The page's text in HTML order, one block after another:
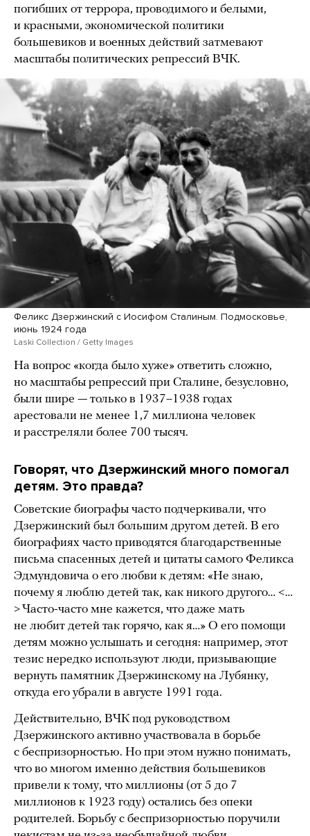
погибших от террора, проводимого и белыми,
и красными, экономической политики
большевиков и военных действий затмевают
масштабы политических репрессий ВЧК.
Феликс Дзержинский с Иосифом Сталиным. Подмосковье,
июнь 1924 года
Laski Collection / Getty Images
На вопрос «когда было хуже» ответить сложно,
но масштабы репрессий при Сталине, безусловно,
были шире — только в 1937–1938 годах
арестовали не менее 1,7 миллиона человек
и расстреляли более 700 тысяч.
Говорят, что Дзержинский много помогал
детям. Это правда?
Советские биографы часто подчеркивали, что
Дзержинский был большим другом детей. В его
биографиях часто приводятся благодарственные
письма спасенных детей и цитаты самого Феликса
Эдмундовича о его любви к детям: «Не знаю,
почему я люблю детей так, как никого другого… <…
> Часто-часто мне кажется, что даже мать
не любит детей так горячо, как я…» О его помощи
детям можно услышать и сегодня: например, этот
тезис нередко используют люди, призывающие
вернуть памятник Дзержинскому на Лубянку,
откуда его убрали в августе 1991 года.
Действительно, ВЧК под руководством
Дзержинского активно участвовала в борьбе
с беспризорностью. Но при этом нужно понимать,
что во многом именно действия большевиков
привели к тому, что миллионы (от 5 до 7
миллионов к 1923 году) остались без опеки
родителей. Борьбу с беспризорностью поручили